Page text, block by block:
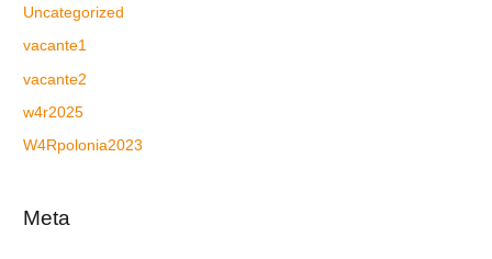
Uncategorized
vacante1
vacante2
w4r2025
W4Rpolonia2023
Meta